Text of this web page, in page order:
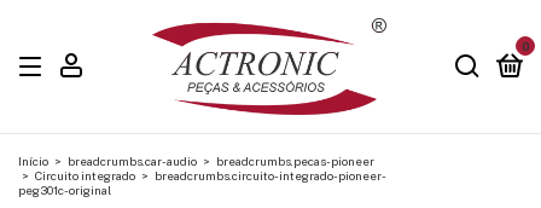
0
Início > breadcrumbs.car-audio > breadcrumbs.pecas-pioneer
> Circuito integrado > breadcrumbs.circuito-integrado-pioneer-
peg301c-original